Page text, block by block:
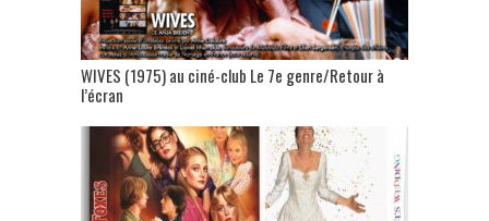
WIVES (1975) au ciné-club Le 7e genre/Retour à
l’écran